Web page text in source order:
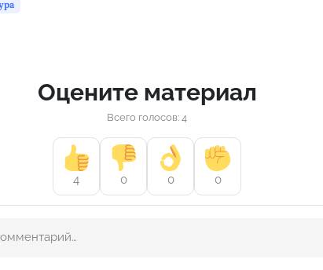
Оцените материал
Всего голосов: 4
4 0 0 0